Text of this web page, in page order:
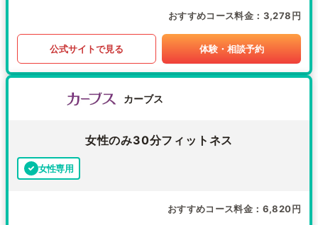
おすすめコース料金 3,278円
公式サイトで見る 体験・相談予約
カーブス
女性のみ30分フィットネス
女性専用
おすすめコース料金 6,820円